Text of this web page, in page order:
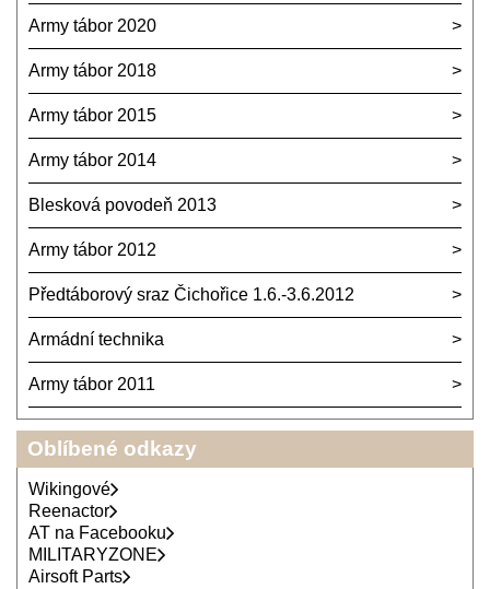
Army tábor 2020
Army tábor 2018
Army tábor 2015
Army tábor 2014
Blesková povodeň 2013
Army tábor 2012
Předtáborový sraz Čichořice 1.6.-3.6.2012
Armádní technika
Army tábor 2011
Oblíbené odkazy
Wikingové
Reenactor
AT na Facebooku
MILITARYZONE
Airsoft Parts